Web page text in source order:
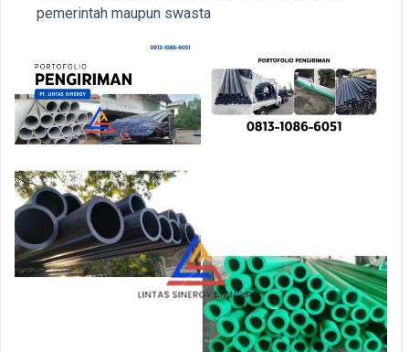
pemerintah maupun swasta